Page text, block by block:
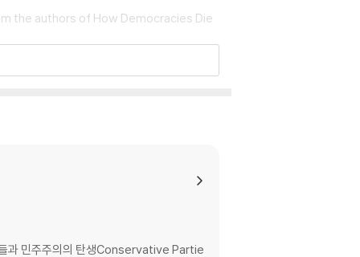
the authors of How Democracies Die
rules to exert their tyranny.”―The
YEAR
들과 민주주의의 탄생Conservative Partie